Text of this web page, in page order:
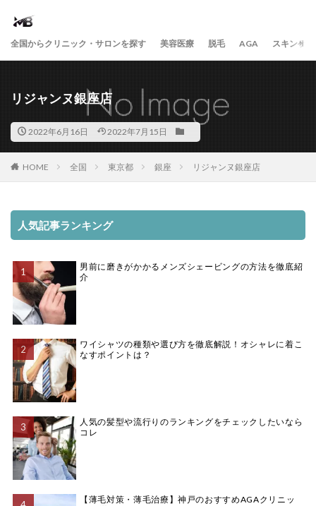
全国からクリニック・サロンを探す 美容医療 脱毛 AGA スキンケア
リジャンヌ銀座店
2022年6月16日 2022年7月15日
HOME 全国 東京都 銀座 リジャンヌ銀座店
人気記事ランキング
男前に磨きがかかるメンズシェービングの方法を徹底紹
介
ワイシャツの種類や選び方を徹底解説！オシャレに着こ
なすポイントは？
人気の髪型や流行りのランキングをチェックしたいなら
コレ
【薄毛対策・薄毛治療】神戸のおすすめAGAクリニッ